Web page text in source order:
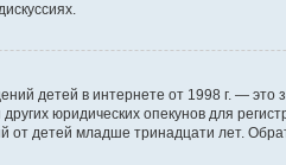
детей в интернете от 1998 г. —
юридических опекунов для
детей младше тринадцати лет.